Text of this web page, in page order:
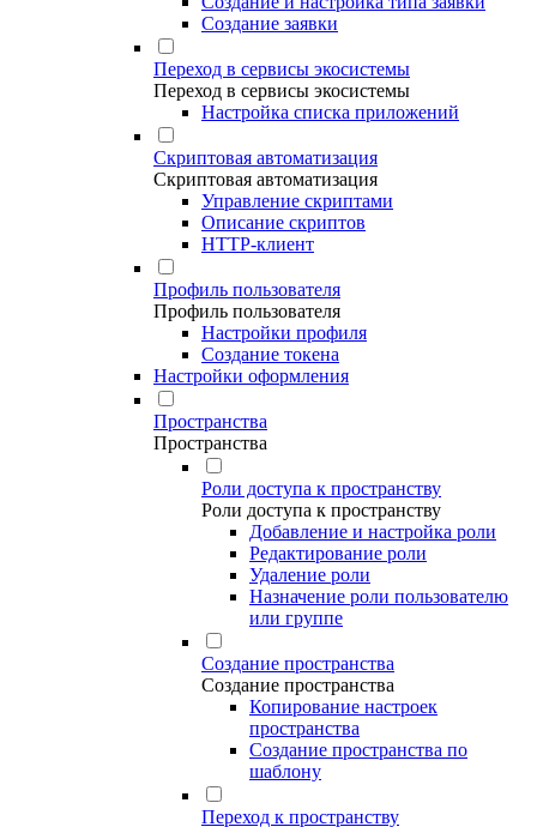
Создание заявки
Переход в сервисы экосистемы
Переход в сервисы экосистемы
Настройка списка приложений
Скриптовая автоматизация
Скриптовая автоматизация
Управление скриптами
Описание скриптов
HTTP-клиент
Профиль пользователя
Профиль пользователя
Настройки профиля
Создание токена
Настройки оформления
Пространства
Пространства
Роли доступа к пространству
Роли доступа к пространству
Добавление и настройка роли
Редактирование роли
Удаление роли
Назначение роли пользователю
или группе
Создание пространства
Создание пространства
Копирование настроек
пространства
Создание пространства по
шаблону
Переход к пространству